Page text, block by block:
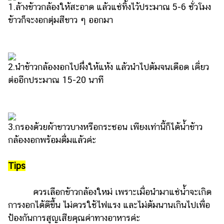
วา
ไร
แม่
เลี้ยง
บริการ
แอปฯ
กระปุก
1.ล้างข้าวกล้องให้สะอาด แล้วแช่ทิ้งไว้ประมาณ 5-6 ชั่วโมง
ข้าวก็จะงอกตุ่มสีขาว ๆ ออกมา
2.นำข้าวกล้องงอกไปผึ่งให้แห้ง แล้วนำไปต้มจนเดือด เคี่ยว
ต่ออีกประมาณ 15-20 นาที
3.กรองด้วยผ้าขาวบางหรือกระชอน เพียงเท่านี้ก็ได้น้ำข้าว
กล้องงอกพร้อมดื่มแล้วค่ะ
Tips
ควรเลือกข้าวกล้องใหม่ เพราะเมื่อนำมาแช่น้ำจะเกิด
การงอกได้ดีขึ้น ไม่ควรใช้ไฟแรง และไม่ต้มนานเกินไปเพื่อ
ป้องกันการสูญเสียคุณค่าทางอาหารค่ะ